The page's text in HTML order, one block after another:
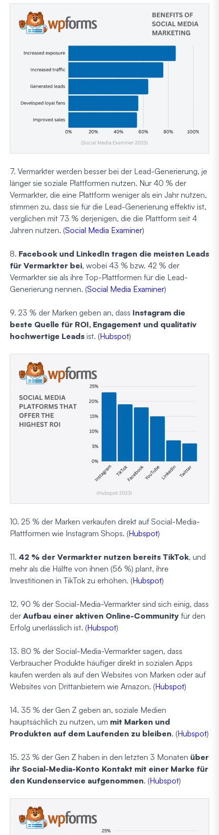
7. Vermarkter werden besser bei der Lead-Generierung, je
länger sie soziale Plattformen nutzen. Nur 40 % der
Vermarkter, die eine Plattform weniger als ein Jahr nutzen,
stimmen zu, dass sie für die Lead-Generierung effektiv ist,
verglichen mit 73 % derjenigen, die die Plattform seit 4
Jahren nutzen. (Social Media Examiner)
8. Facebook und LinkedIn tragen die meisten Leads
für Vermarkter bei, wobei 43 % bzw. 42 % der
Vermarkter sie als ihre Top-Plattformen für die Lead-
Generierung nennen. (Social Media Examiner)
9. 23 % der Marken geben an, dass Instagram die
beste Quelle für ROI, Engagement und qualitativ
hochwertige Leads ist. (Hubspot)
10. 25 % der Marken verkaufen direkt auf Social-Media-
Plattformen wie Instagram Shops. (Hubspot)
11. 42 % der Vermarkter nutzen bereits TikTok, und
mehr als die Hälfte von ihnen (56 %) plant, ihre
Investitionen in TikTok zu erhöhen. (Hubspot)
12. 90 % der Social-Media-Vermarkter sind sich einig, dass
der Aufbau einer aktiven Online-Community für den
Erfolg unerlässlich ist. (Hubspot)
13. 80 % der Social-Media-Vermarkter sagen, dass
Verbraucher Produkte häufiger direkt in sozialen Apps
kaufen werden als auf den Websites von Marken oder auf
Websites von Drittanbietern wie Amazon. (Hubspot)
14. 35 % der Gen Z geben an, soziale Medien
hauptsächlich zu nutzen, um mit Marken und
Produkten auf dem Laufenden zu bleiben. (Hubspot)
15. 23 % der Gen Z haben in den letzten 3 Monaten über
ihr Social-Media-Konto Kontakt mit einer Marke für
den Kundenservice aufgenommen. (Hubspot)